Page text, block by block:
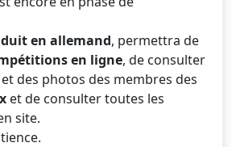
en allemand, permettra de
en ligne, de consulter
des photos des membres des
et de consulter toutes les
site.